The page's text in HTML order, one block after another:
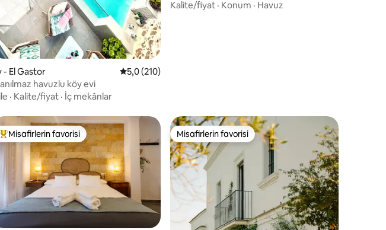
- El Gastor 5 üzerinden ortalama 5,0 puan, 210 değerlendirme
5,0 (210)
havuzlu köy evi
· Kalite/fiyat · İç mekânlar
Kalite/fiyat · Konum · Havuz
Misafirlerin favorilerinden en beğenilenler arasında
Misafirlerin favorisi Misafirlerin favorisi
Misafirlerin favorisi